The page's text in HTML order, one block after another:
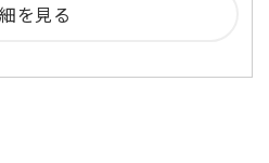
を見る